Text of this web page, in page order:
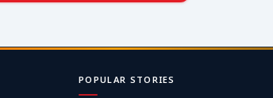
POPULAR STORIES